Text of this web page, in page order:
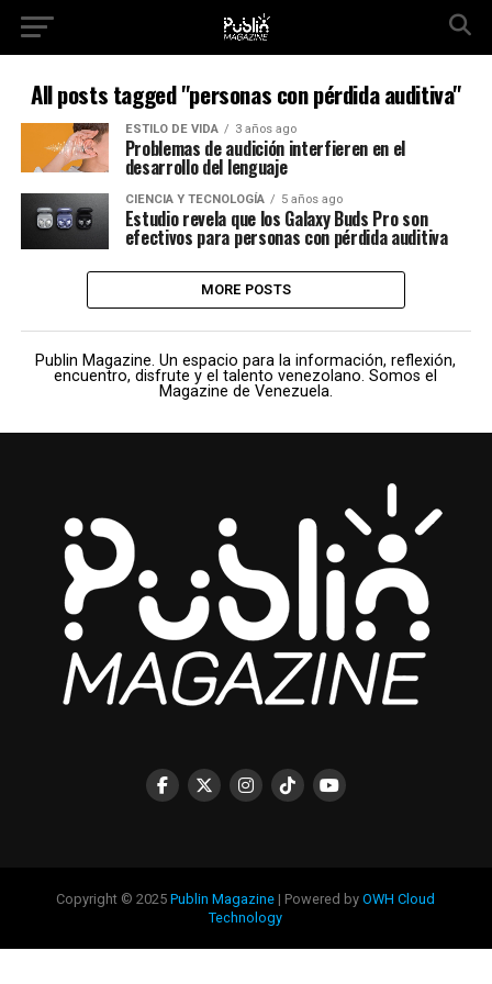
All posts tagged "personas con pérdida auditiva"
ESTILO DE VIDA 3 años ago
Problemas de audición interfieren en el
desarrollo del lenguaje
CIENCIA Y TECNOLOGÍA 5 años ago
Estudio revela que los Galaxy Buds Pro son
efectivos para personas con pérdida auditiva
MORE POSTS
Publin Magazine. Un espacio para la información, reflexión,
encuentro, disfrute y el talento venezolano. Somos el
Magazine de Venezuela.
Copyright © 2025Publin Magazine | Powered byOWH Cloud
Technology